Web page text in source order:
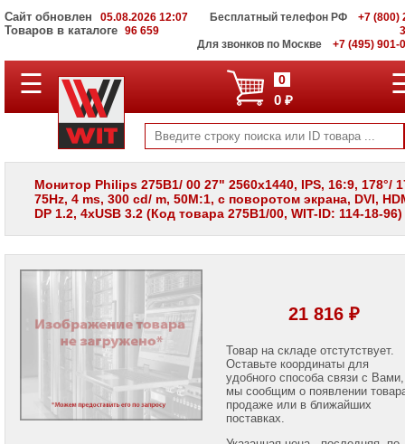
Сайт обновлен 05.08.2026 12:07
Товаров в каталоге 96 659
Бесплатный телефон РФ
+7 (800)
Для звонков по Москве
+7 (495) 901-
ПОЛНЫЙ
КАТАЛОГ
Корпоративные
серверы
WIT
Системы
хранения
данных
Мониторы
LCD
панели
Мониторы
ACER
☰ 0
0 ₽
Монитор Philips 275B1/ 00 27" 2560x1440, IPS, 16:9, 178°/
75Hz, 4 ms, 300 cd/ m, 50M:1, с поворотом экрана, DVI,
DP 1.2, 4xUSB 3.2 (Код товара 275B1/00, WIT-ID: 114-18-96)
21 816 ₽
Товар на складе отстутствует.
Оставьте координаты для
удобного способа связи с Вами,
мы сообщим о появлении
продаже или в ближайших
поставках.